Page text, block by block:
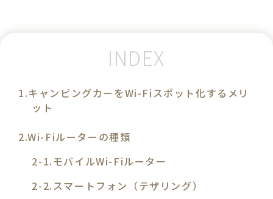
キャンピングカーをWi-Fiスポット化するメリ
ット
Wi-Fiルーターの種類
モバイルWi-Fiルーター
スマートフォン（テザリング）